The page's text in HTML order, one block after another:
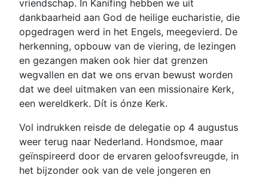
vriendschap. In Kanifing hebben we uit
dankbaarheid aan God de heilige eucharistie, die
opgedragen werd in het Engels, meegevierd. De
herkenning, opbouw van de viering, de lezingen
en gezangen maken ook hier dat grenzen
wegvallen en dat we ons ervan bewust worden
dat we deel uitmaken van een missionaire Kerk,
een wereldkerk. Dít is ónze Kerk.
Vol indrukken reisde de delegatie op 4 augustus
weer terug naar Nederland. Hondsmoe, maar
geïnspireerd door de ervaren geloofsvreugde, in
het bijzonder ook van de vele jongeren en